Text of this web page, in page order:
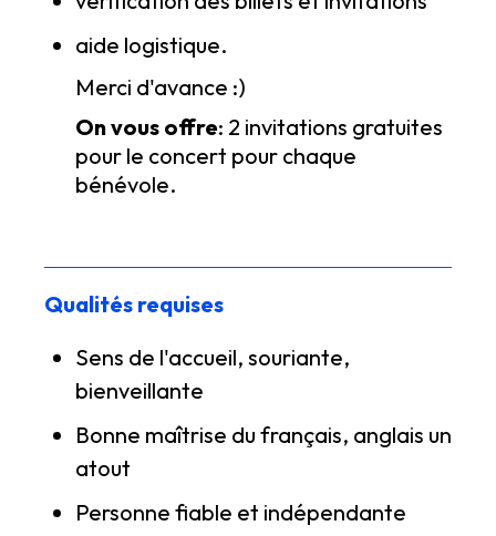
aide logistique.
Merci d'avance :)
On vous offre: 2 invitations gratuites
pour le concert pour chaque
bénévole.
Qualités requises
Sens de l'accueil, souriante,
bienveillante
Bonne maîtrise du français, anglais un
atout
Personne fiable et indépendante